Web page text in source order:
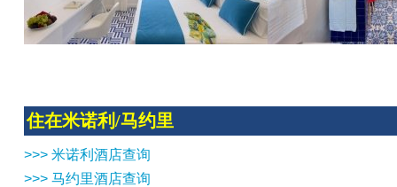
住在米诺利/马约里
>>> 米诺利酒店查询
>>> 马约里酒店查询